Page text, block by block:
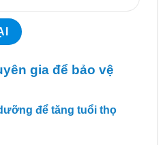
gia để bảo vệ
để tăng tuổi thọ